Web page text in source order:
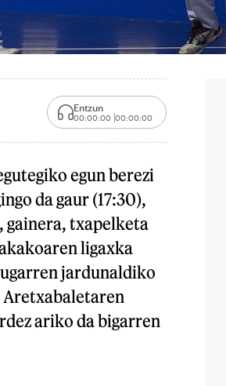
Entzun
00:00:00 00:00:00
egun berezi
da gaur (17:30),
gainera, txapelketa
ligaxka
jardunaldiko
ariko da bigarren